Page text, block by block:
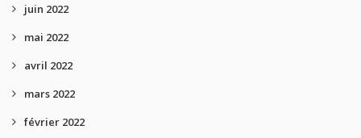
juin 2022
mai 2022
avril 2022
mars 2022
février 2022